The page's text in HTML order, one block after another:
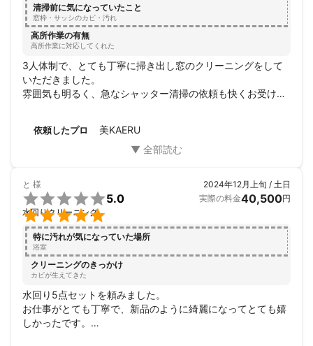
清掃前に気になっていたこと
窓枠・サッシのカビ・汚れ
高所作業の有無
高所作業に対応してくれた
3人体制で、とても丁寧に掃き出し窓のクリーニングをして
いただきました。
雰囲気も明るく、急なシャッター清掃の依頼も快くお受けい
またご縁あればお願いしたいと思います。
よろしくお願いいたします。
依頼したプロ 美KAERU
と 様


5.0
水回りクリーニング
2024年12月上旬 / 土日
実際の料金40,500円
特に汚れが気になっていた場所
浴室
クリーニングのきっかけ
カビが生えてきた
水回り5点セットを頼みました。
お仕事がとても丁寧で、新品のように綺麗になってとても嬉
しかったです。